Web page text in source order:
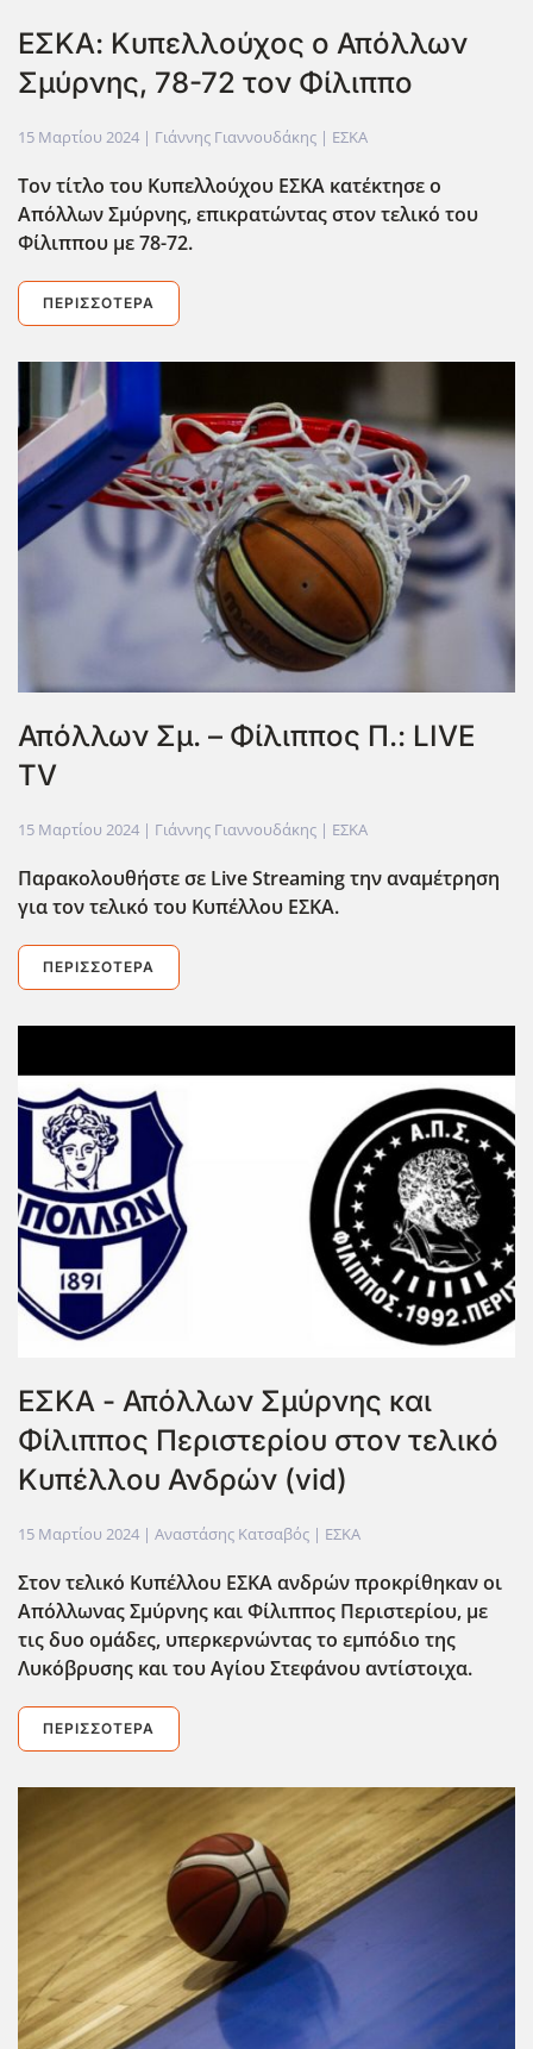
ΕΣΚΑ: Κυπελλούχος ο Απόλλων
Σμύρνης, 78-72 τον Φίλιππο
15 Μαρτίου 2024 | Γιάννης Γιαννουδάκης | ΕΣΚΑ
Τον τίτλο του Κυπελλούχου ΕΣΚΑ κατέκτησε ο
Απόλλων Σμύρνης, επικρατώντας στον τελικό του
Φίλιππου με 78-72.
ΠΕΡΙΣΣΌΤΕΡΑ
Απόλλων Σμ. – Φίλιππος Π.: LIVE
TV
15 Μαρτίου 2024 | Γιάννης Γιαννουδάκης | ΕΣΚΑ
Παρακολουθήστε σε LiveStreamingτην αναμέτρηση
για τον τελικό του Κυπέλλου ΕΣΚΑ.
ΠΕΡΙΣΣΌΤΕΡΑ
ΕΣΚΑ - Απόλλων Σμύρνης και
Φίλιππος Περιστερίου στον τελικό
Κυπέλλου Ανδρών (vid)
15 Μαρτίου 2024 | Αναστάσης Κατσαβός | ΕΣΚΑ
Στον τελικό Κυπέλλου ΕΣΚΑ ανδρών προκρίθηκαν οι
Απόλλωνας Σμύρνης και Φίλιππος Περιστερίου, με
τις δυο ομάδες, υπερκερνώντας το εμπόδιο της
Λυκόβρυσης και του Αγίου Στεφάνου αντίστοιχα.
ΠΕΡΙΣΣΌΤΕΡΑ